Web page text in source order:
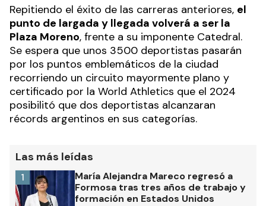
Repitiendo el éxito de las carreras anteriores, el
punto de largada y llegada volverá a ser la
Plaza Moreno, frente a su imponente Catedral.
Se espera que unos 3500 deportistas pasarán
por los puntos emblemáticos de la ciudad
recorriendo un circuito mayormente plano y
certificado por la World Athletics que el 2024
posibilitó que dos deportistas alcanzaran
récords argentinos en sus categorías.
Las más leídas
María Alejandra Mareco regresó a
Formosa tras tres años de trabajo y
formación en Estados Unidos
1